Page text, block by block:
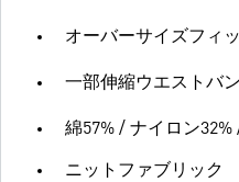
オーバーサイズフィ
一部伸縮ウエストバ
綿57% / ナイロン
ニットファブリック